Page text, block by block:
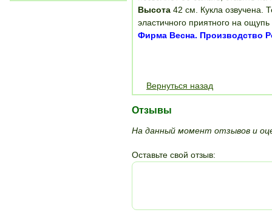
Высота 42 см. Кукла озвучена.
эластичного приятного на
Фирма Весна. Производство
Вернуться назад
Отзывы
На данный момент отзывов и
Оставьте свой отзыв: